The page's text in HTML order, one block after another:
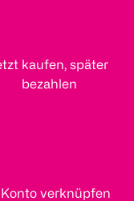
kaufen, später
bezahlen
verknüpfen